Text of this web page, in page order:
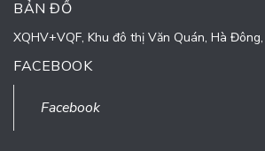
BẢN ĐỒ
XQHV+VQF, Khu đô thị Văn Quán, Hà
FACEBOOK
Facebook